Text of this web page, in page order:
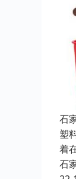
石
塑
着
石